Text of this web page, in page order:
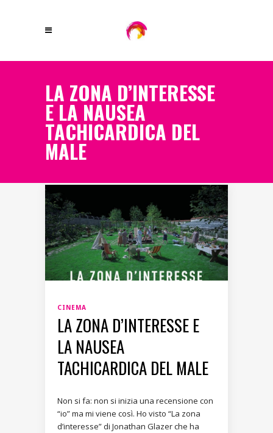
LA ZONA D’INTERESSE
E LA NAUSEA
TACHICARDICA DEL
MALE
CINEMA
LA ZONA D’INTERESSE E
LA NAUSEA
TACHICARDICA DEL MALE
Non si fa: non si inizia una recensione con
“io” ma mi viene così. Ho visto “La zona
d’interesse” di Jonathan Glazer che ha